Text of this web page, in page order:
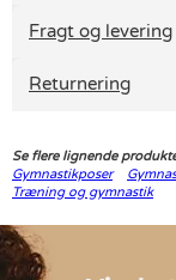
Fragt og levering
Returnering
Se flere lignende
Gymnastikposer
Træning og gymnastik